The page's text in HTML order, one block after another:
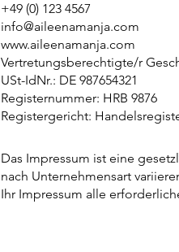
+49 (0) 123 4567
info@aileenamanja.com
www.aileenamanja.com
Vertretungsberechtigte/r
USt-IdNr.: DE 987654321
Registernummer: HRB 9876
Registergericht:
Das Impressum ist eine
nach Unternehmensart
Ihr Impressum alle